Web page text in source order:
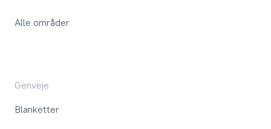
Alle områder
Genveje
Blanketter